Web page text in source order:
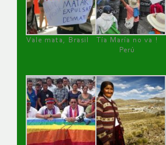
Vale mata, Brasil
Tía María no va !
Perú